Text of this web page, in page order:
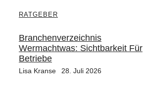
RATGEBER
Branchenverzeichnis
Wermachtwas: Sichtbarkeit Für
Betriebe
Lisa Kranse 28. Juli 2026